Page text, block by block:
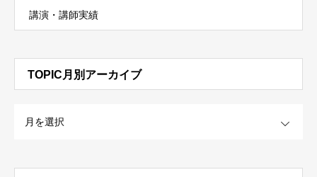
講演・講師実績
TOPIC月別アーカイブ